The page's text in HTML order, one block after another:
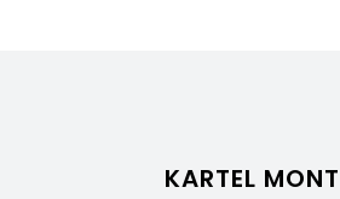
KARTEL MONT